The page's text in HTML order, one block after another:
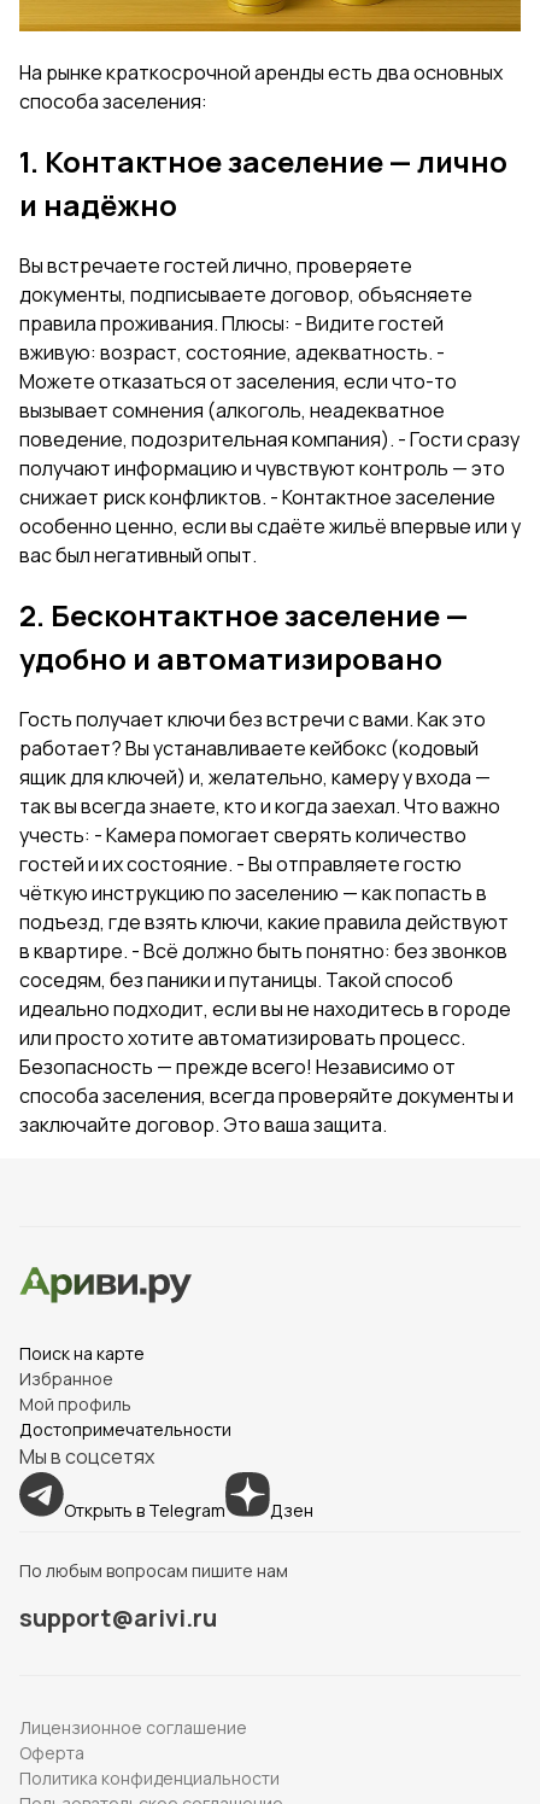
На рынке краткосрочной аренды есть два основных
способа заселения:
1. Контактное заселение — лично
и надёжно
Вы встречаете гостей лично, проверяете
документы, подписываете договор, объясняете
правила проживания. Плюсы: - Видите гостей
вживую: возраст, состояние, адекватность. -
Можете отказаться от заселения, если что-то
вызывает сомнения (алкоголь, неадекватное
поведение, подозрительная компания). - Гости сразу
получают информацию и чувствуют контроль — это
снижает риск конфликтов. - Контактное заселение
особенно ценно, если вы сдаёте жильё впервые или у
вас был негативный опыт.
2. Бесконтактное заселение —
удобно и автоматизировано
Гость получает ключи без встречи с вами. Как это
работает? Вы устанавливаете кейбокс (кодовый
ящик для ключей) и, желательно, камеру у входа —
так вы всегда знаете, кто и когда заехал. Что важно
учесть: - Камера помогает сверять количество
гостей и их состояние. - Вы отправляете гостю
чёткую инструкцию по заселению — как попасть в
подъезд, где взять ключи, какие правила действуют
в квартире. - Всё должно быть понятно: без звонков
соседям, без паники и путаницы. Такой способ
идеально подходит, если вы не находитесь в городе
или просто хотите автоматизировать процесс.
Безопасность — прежде всего! Независимо от
способа заселения, всегда проверяйте документы и
заключайте договор. Это ваша защита.
Поиск на карте
Избранное
Мой профиль
Достопримечательности
Мы в соцсетях
Открыть в Telegram Дзен
По любым вопросам пишите нам
support@arivi.ru
Лицензионное соглашение
Оферта
Политика конфиденциальности